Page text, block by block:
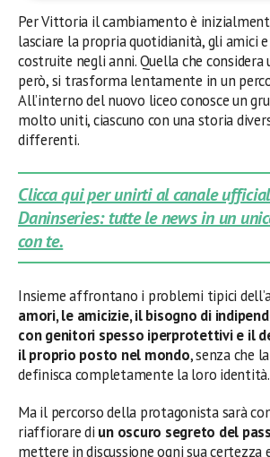
Per Vittoria il cambiamento è
lasciare la propria quotidianità, gli amici
costruite negli anni. Quella che considera
però, si trasforma lentamente in un
All’interno del nuovo liceo conosce un
molto uniti, ciascuno con una storia
differenti.
Clicca qui per unirti al canale
Daninseries: tutte le news in un
con te.
Insieme affrontano i problemi tipici
amori, le amicizie, il bisogno di
con genitori spesso iperprotettivi e il
il proprio posto nel mondo, senza che
definisca completamente la loro identità.
Ma il percorso della protagonista sarà
riaffiorare di un oscuro segreto del
mettere in discussione ogni sua certezza